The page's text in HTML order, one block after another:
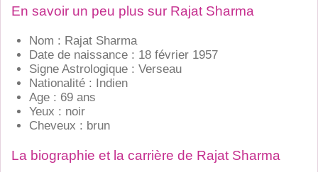
En savoir un peu plus sur Rajat Sharma
Nom : Rajat Sharma
Date de naissance : 18 février 1957
Signe Astrologique : Verseau
Nationalité : Indien
Age : 69 ans
Yeux : noir
Cheveux : brun
La biographie et la carrière de Rajat Sharma